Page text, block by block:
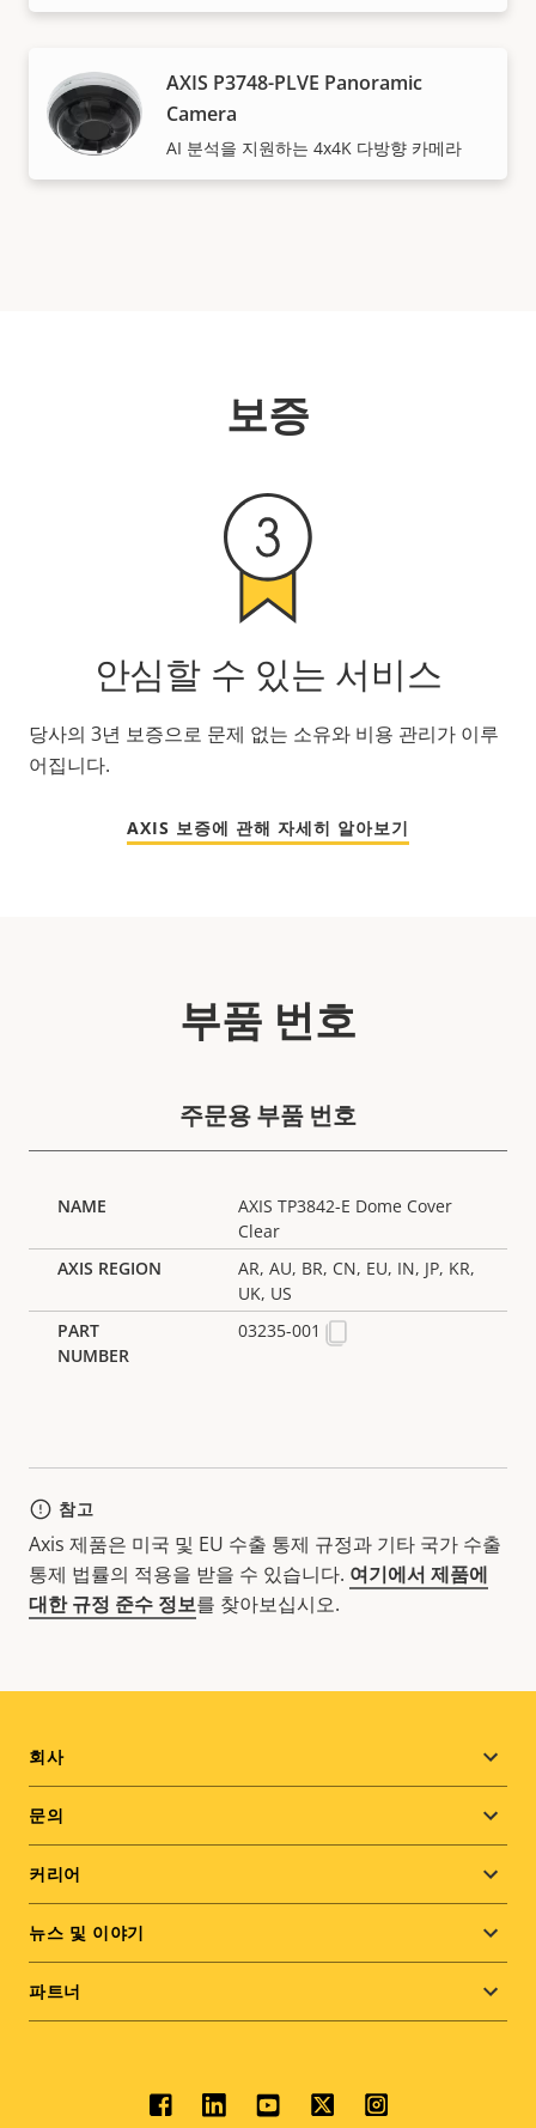
AXIS P3748-PLVE Panoramic
Camera
AI 분석을 지원하는 4x4K 다방향 카메라
보증
안심할 수 있는 서비스
당사의 3년 보증으로 문제 없는 소유와 비용 관리가 이루
어집니다.
AXIS 보증에 관해 자세히 알아보기
부품 번호
주문용 부품 번호
AXIS TP3842-E Dome Cover
Clear
AR, AU, BR, CN, EU, IN, JP, KR,
UK, US
03235-001
참고
Axis 제품은 미국 및 EU 수출 통제 규정과 기타 국가 수출
통제 법률의 적용을 받을 수 있습니다. 여기에서 제품에
대한 규정 준수 정보를 찾아보십시오.
Footer
menu
회사
문의
커리어
뉴스 및 이야기
파트너